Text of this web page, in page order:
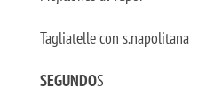
Tagliatelle con s.napolitana
SEGUNDOS